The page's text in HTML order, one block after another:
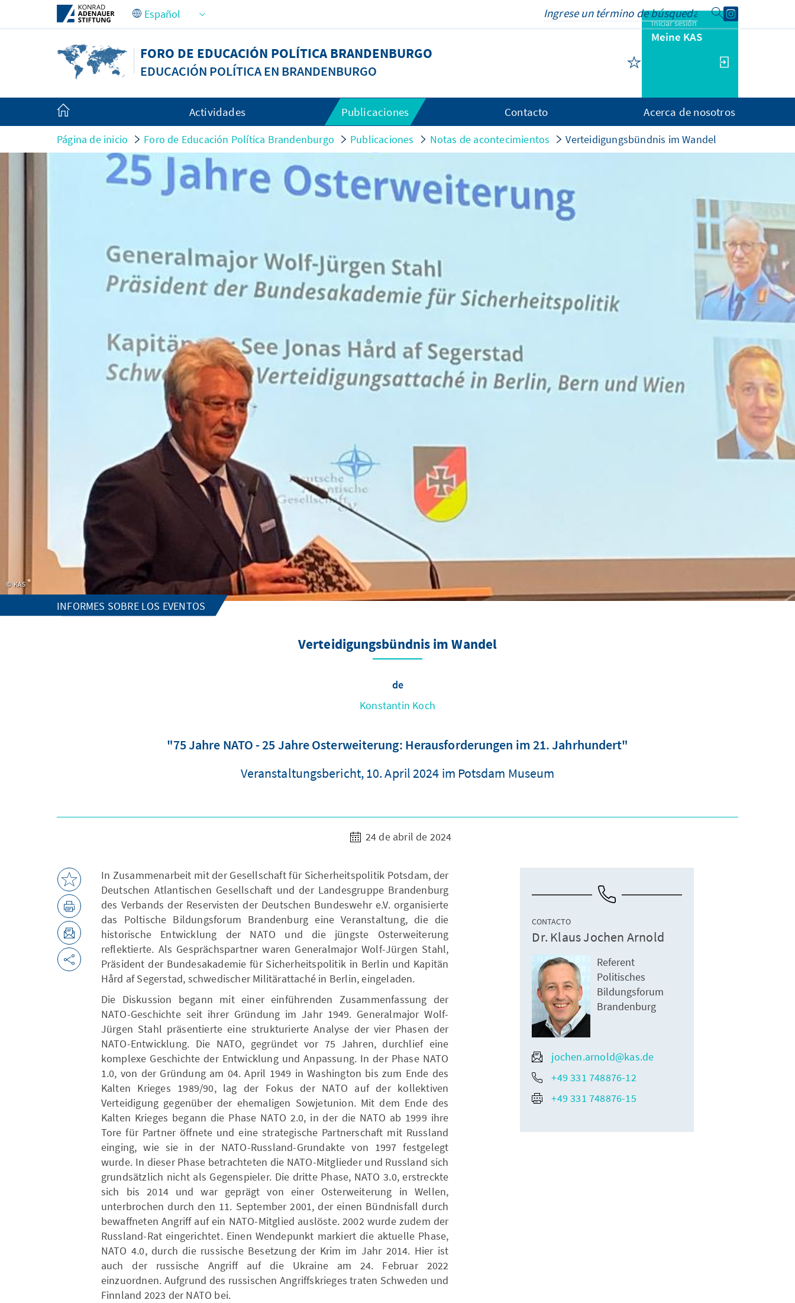
Saltar al contenido principal
FORO DE EDUCACIÓN POLÍTICA BRANDENBURGO
EDUCACIÓN POLÍTICA EN BRANDENBURGO
Iniciar sesión
Meine KAS
Actividades Publicaciones Contacto Acerca de nosotros
Página de inicio Foro de Educación Política Brandenburgo Publicaciones Notas de acontecimientos Verteidigungsbündnis im Wandel
KAS
INFORMES SOBRE LOS EVENTOS
Verteidigungsbündnis im Wandel
de
Konstantin Koch
"75 Jahre NATO - 25 Jahre Osterweiterung: Herausforderungen im 21. Jahrhundert"
Veranstaltungsbericht, 10. April 2024 im Potsdam Museum
24 de abril de 2024
In Zusammenarbeit mit der Gesellschaft für Sicherheitspolitik Potsdam, der
Deutschen Atlantischen Gesellschaft und der Landesgruppe Brandenburg
des Verbands der Reservisten der Deutschen Bundeswehr e.V. organisierte
das Poltische Bildungsforum Brandenburg eine Veranstaltung, die die
historische Entwicklung der NATO und die jüngste Osterweiterung
reflektierte. Als Gesprächspartner waren Generalmajor Wolf-Jürgen Stahl,
Präsident der Bundesakademie für Sicherheitspolitik in Berlin und Kapitän
Hård af Segerstad, schwedischer Militärattaché in Berlin, eingeladen.
Die Diskussion begann mit einer einführenden Zusammenfassung der
NATO-Geschichte seit ihrer Gründung im Jahr 1949. Generalmajor Wolf-
Jürgen Stahl präsentierte eine strukturierte Analyse der vier Phasen der
NATO-Entwicklung. Die NATO, gegründet vor 75 Jahren, durchlief eine
komplexe Geschichte der Entwicklung und Anpassung. In der Phase NATO
1.0, von der Gründung am 04. April 1949 in Washington bis zum Ende des
Kalten Krieges 1989/90, lag der Fokus der NATO auf der kollektiven
Verteidigung gegenüber der ehemaligen Sowjetunion. Mit dem Ende des
Kalten Krieges begann die Phase NATO 2.0, in der die NATO ab 1999 ihre
Tore für Partner öffnete und eine strategische Partnerschaft mit Russland
einging, wie sie in der NATO-Russland-Grundakte von 1997 festgelegt
wurde. In dieser Phase betrachteten die NATO-Mitglieder und Russland sich
grundsätzlich nicht als Gegenspieler. Die dritte Phase, NATO 3.0, erstreckte
sich bis 2014 und war geprägt von einer Osterweiterung in Wellen,
unterbrochen durch den 11. September 2001, der einen Bündnisfall durch
bewaffneten Angriff auf ein NATO-Mitglied auslöste. 2002 wurde zudem der
Russland-Rat eingerichtet. Einen Wendepunkt markiert die aktuelle Phase,
NATO 4.0, durch die russische Besetzung der Krim im Jahr 2014. Hier ist
auch der russische Angriff auf die Ukraine am 24. Februar 2022
einzuordnen. Aufgrund des russischen Angriffskrieges traten Schweden und
Finnland 2023 der NATO bei.
CONTACTO
Dr. Klaus Jochen Arnold
Referent
Politisches
Bildungsforum
Brandenburg
jochen.arnold@kas.de
+49 331 748876-12
+49 331 748876-15